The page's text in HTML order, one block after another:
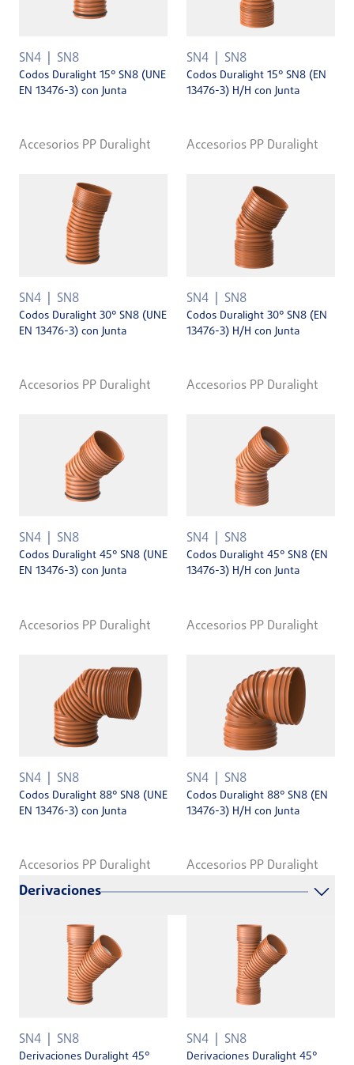
SN4 SN8
Codos Duralight 15° SN8 (UNE
EN 13476-3) con Junta
Accesorios PP Duralight
SN4 SN8
Codos Duralight 15° SN8 (EN
13476-3) H/H con Junta
Accesorios PP Duralight
SN4 SN8
Codos Duralight 30° SN8 (UNE
EN 13476-3) con Junta
Accesorios PP Duralight
SN4 SN8
Codos Duralight 30° SN8 (EN
13476-3) H/H con Junta
Accesorios PP Duralight
SN4 SN8
Codos Duralight 45° SN8 (UNE
EN 13476-3) con Junta
Accesorios PP Duralight
SN4 SN8
Codos Duralight 45° SN8 (EN
13476-3) H/H con Junta
Accesorios PP Duralight
SN4 SN8
Codos Duralight 88° SN8 (UNE
EN 13476-3) con Junta
Accesorios PP Duralight
SN4 SN8
Codos Duralight 88° SN8 (EN
13476-3) H/H con Junta
Accesorios PP Duralight
Derivaciones
SN4 SN8
Derivaciones Duralight 45°
SN4 SN8
Derivaciones Duralight 45°